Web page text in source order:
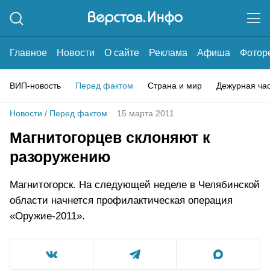
Главное Новости О сайте Реклама Афиша
ВИП-новость Перед фактом Страна и мир Дежурная
Новости / Перед фактом 15 марта 2011
Магнитогорцев склоняют к
разоружению
Магнитогорск. На следующей неделе в Челябинской
области начнется профилактическая операция
«Оружие-2011».